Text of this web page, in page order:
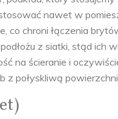
nawet w
co chroni łączenia
z siatki, stąd
na ścieranie i
połyskliwą